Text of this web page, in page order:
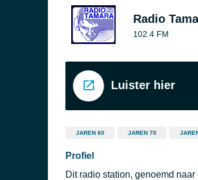
Radio
102.4 FM
Luister hier
JAREN 60 JAREN 70
Profiel
Dit radio station, genoemd